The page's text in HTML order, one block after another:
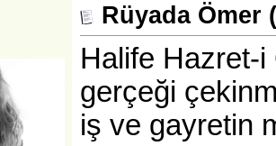
Rüyada Ömer
Halife Hazret-i
gerçeği
iş ve gayretin